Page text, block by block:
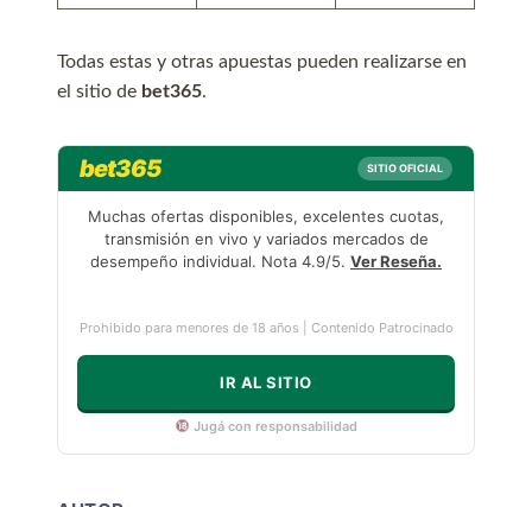
Todas estas y otras apuestas pueden realizarse en
el sitio de bet365.
bet365 SITIO OFICIAL
Muchas ofertas disponibles, excelentes cuotas,
transmisión en vivo y variados mercados de
desempeño individual. Nota 4.9/5. Ver Reseña.
Prohibido para menores de 18 años | Contenido Patrocinado
IR AL SITIO
Jugá con responsabilidad